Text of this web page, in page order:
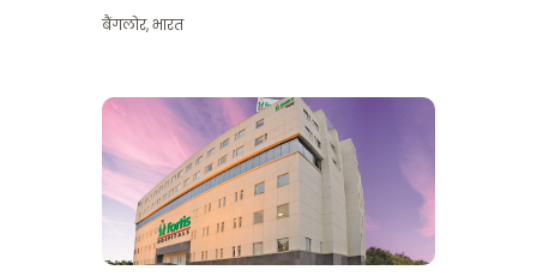
बैंगलोर,भारत